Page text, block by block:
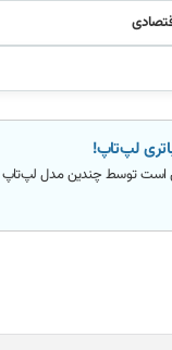
لپ‌تاپ!
است توسط چندین مدل لپ‌تاپ